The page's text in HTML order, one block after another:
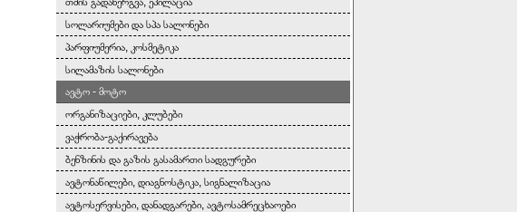
სოლარიუმები და სპა სალონები
პარფიუმერია, კოსმეტიკა
სილამაზის სალონები
ავტო - მოტო
ორგანიზაციები, კლუბები
ვაჭრობა-გაქირავება
ბენზინის და გაზის გასამართი სადგურები
ავტონაწილები, დიაგნოსტიკა, სიგნალიზაცია
ავტოსერვისები, დანადგარები, ავტოსამრეცხაოები